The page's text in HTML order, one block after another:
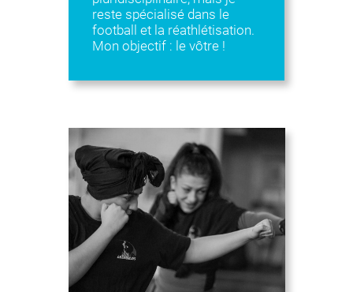
reste spécialisé dans le
football et la réathlétisation.
Mon objectif : le vôtre !